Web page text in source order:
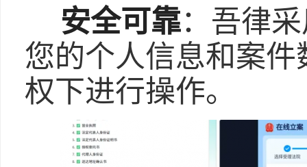
安全可靠：吾律
您的个人信息和案
权下进行操作。